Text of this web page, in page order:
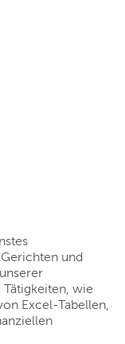
und
wie
Excel-Tabellen,